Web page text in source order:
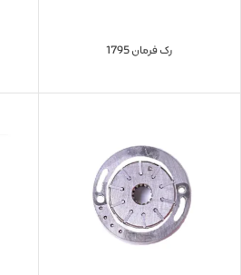
رک فرمان 1795